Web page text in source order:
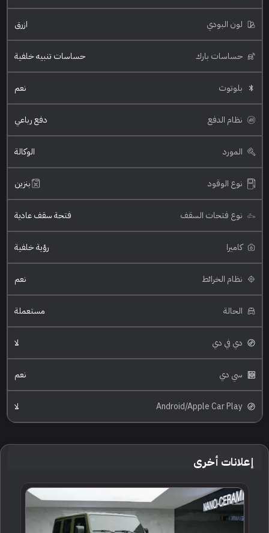
لون البودي ازرق
حساسات بارك حساسات تنبيه خلفية
بلوتوث نعم
نظام الدفع دفع رباعي
المورد الوكالة
نوع الوقود بنزين
نوع فتحات السقف فتحة سقف عادية
كاميرا رؤية خلفية
نظام الخرائط نعم
الحالة مستعملة
دي في دي لا
سي دي نعم
Android/Apple Car Play لا
إعلانات أخرى